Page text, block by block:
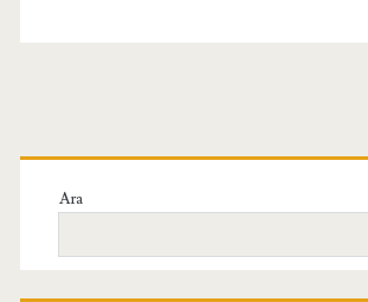
Birincil
Yan
Menü
Ara